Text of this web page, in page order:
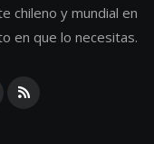
chileno y mundial en
en que lo necesitas.